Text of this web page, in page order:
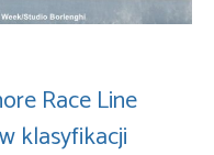
Race Line
klasyfikacji